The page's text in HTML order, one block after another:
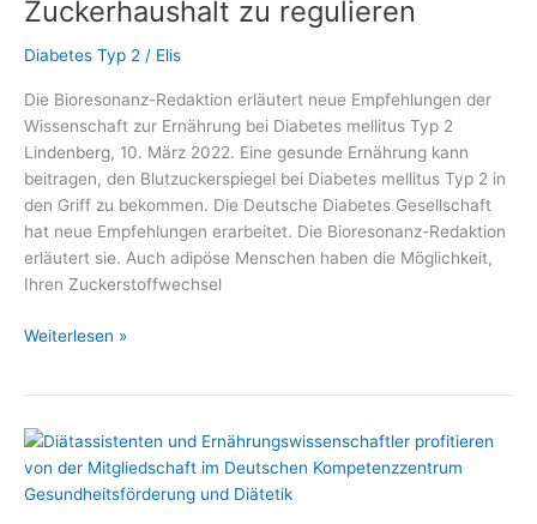
PLUS“
gibt
auf
viele
Fragen
im
#DiabetesDialog
Zuckerhaushalt zu regulieren
Diabetes Typ 2 / Elis
Die Bioresonanz-Redaktion erläutert neue Empfehlungen der
Wissenschaft zur Ernährung bei Diabetes mellitus Typ 2
Lindenberg, 10. März 2022. Eine gesunde Ernährung kann
beitragen, den Blutzuckerspiegel bei Diabetes mellitus Typ 2 in
den Griff zu bekommen. Die Deutsche Diabetes Gesellschaft
hat neue Empfehlungen erarbeitet. Die Bioresonanz-Redaktion
erläutert sie. Auch adipöse Menschen haben die Möglichkeit,
Ihren Zuckerstoffwechsel
Diabetes:
Zuckerhaushalt
zu
regulieren
Weiterlesen »